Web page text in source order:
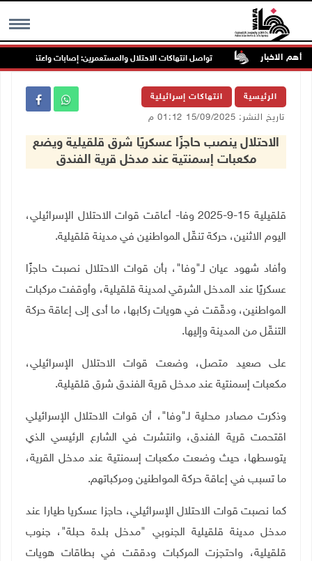
MENU أهم الاخبار
غرب جنين تواصل انتهاكات الاحتلال والمستعمرين: إصابات واعتقالات
الرئيسية انتهاكات إسرائيلية
تاريخ النشر: 15/09/2025 01:12 م
الاحتلال ينصب حاجزًا عسكريًا شرق قلقيلية ويضع
مكعبات إسمنتية عند مدخل قرية الفندق
قلقيلية 15-9-2025 وفا- أعاقت قوات الاحتلال الإسرائيلي،
اليوم الاثنين، حركة تنقّل المواطنين في مدينة قلقيلية.
وأفاد شهود عيان لـ"وفا"، بأن قوات الاحتلال نصبت حاجزًا
عسكريًا عند المدخل الشرقي لمدينة قلقيلية، وأوقفت مركبات
المواطنين، ودقّقت في هويات ركابها، ما أدى إلى إعاقة حركة
التنقّل من المدينة وإليها.
على صعيد متصل، وضعت قوات الاحتلال الإسرائيلي،
مكعبات إسمنتية عند مدخل قرية الفندق شرق قلقيلية.
وذكرت مصادر محلية لـ"وفا"، أن قوات الاحتلال الإسرائيلي
اقتحمت قرية الفندق، وانتشرت في الشارع الرئيسي الذي
يتوسطها، حيث وضعت مكعبات إسمنتية عند مدخل القرية،
ما تسبب في إعاقة حركة المواطنين ومركباتهم.
كما نصبت قوات الاحتلال الإسرائيلي، حاجزا عسكريا طيارا عند
مدخل مدينة قلقيلية الجنوبي "مدخل بلدة حبلة"، جنوب
قلقيلية، واحتجزت المركبات ودققت في بطاقات هويات